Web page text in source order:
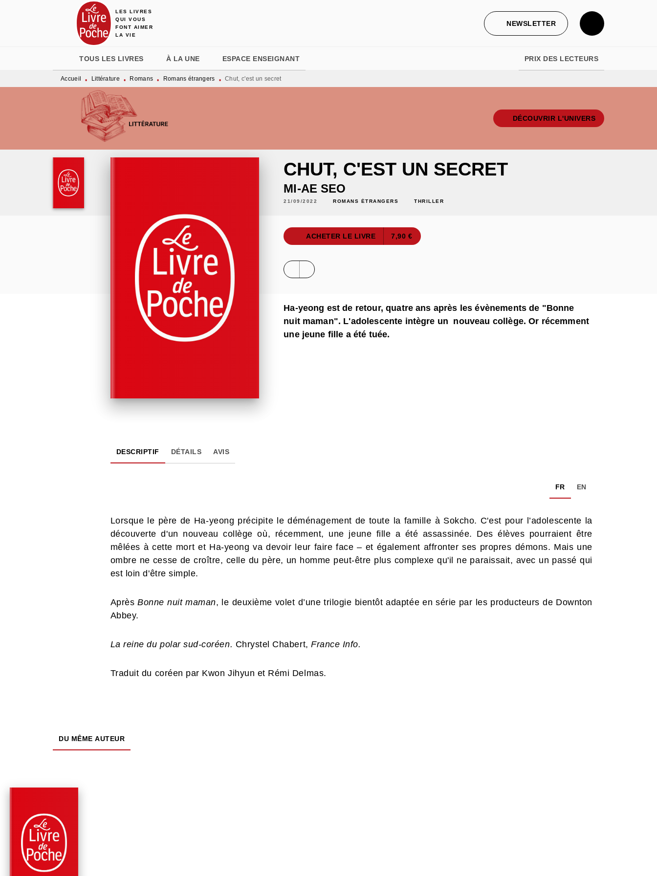
MENU RECHERCHE
LES LIVRES
QUI VOUS
FONT AIMER
LA VIE
NEWSLETTER
TOUS LES LIVRES À LA UNE ESPACE ENSEIGNANT PRIX DES LECTEURS
Accueil • Littérature • Romans • Romans étrangers • Chut, c'est un secret
DÉCOUVRIR L'UNIVERS
CHUT, C'EST UN SECRET
MI-AE SEO
21/09/2022 ROMANS ÉTRANGERS THRILLER
ACHETER LE LIVRE 7,90 €
Ha-yeong est de retour, quatre ans après les évènements de "Bonne
nuit maman". L'adolescente intègre un nouveau collège. Or récemment
une jeune fille a été tuée.
DESCRIPTIF DÉTAILS AVIS
FR EN
Lorsque le père de Ha-yeong précipite le déménagement de toute la famille à Sokcho. C'est pour l’adolescente la
découverte d'un nouveau collège où, récemment, une jeune fille a été assassinée. Des élèves pourraient être
mêlées à cette mort et Ha-yeong va devoir leur faire face – et également affronter ses propres démons. Mais une
ombre ne cesse de croître, celle du père, un homme peut-être plus complexe qu'il ne paraissait, avec un passé qui
est loin d'être simple.
AprèsBonne nuit maman, le deuxième volet d’une trilogie bientôt adaptée en série par les producteurs de Downton
Abbey.
La reine du polar sud-coréen. Chrystel Chabert,France Info.
Traduit du coréen par Kwon Jihyun et Rémi Delmas.
DU MÊME AUTEUR